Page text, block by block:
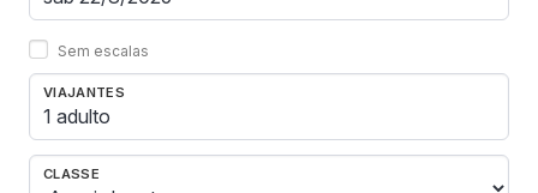
Sem escalas
VIAJANTES
1 adulto
CLASSE